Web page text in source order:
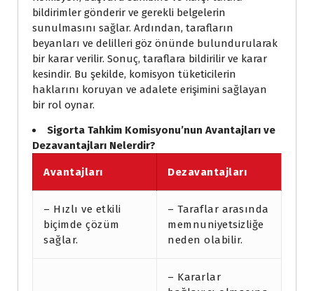
bildirimler gönderir ve gerekli belgelerin
sunulmasını sağlar. Ardından, tarafların
beyanları ve delilleri göz önünde bulundurularak
bir karar verilir. Sonuç, taraflara bildirilir ve karar
kesindir. Bu şekilde, komisyon tüketicilerin
haklarını koruyan ve adalete erişimini sağlayan
bir rol oynar.
Sigorta Tahkim Komisyonu’nun Avantajları ve
Dezavantajları Nelerdir?
Avantajları Dezavantajları
– Hızlı ve etkili
biçimde çözüm
sağlar.
– Taraflar arasında
memnuniyetsizliğe
neden olabilir.
– Kararlar